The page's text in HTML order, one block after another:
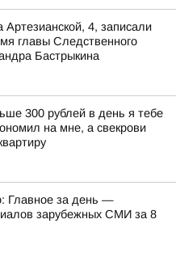
4, записали
главы Следственного
Бастрыкина
300 рублей в день я тебе
на мне, а свекрови
Главное за день —
зарубежных СМИ за 8